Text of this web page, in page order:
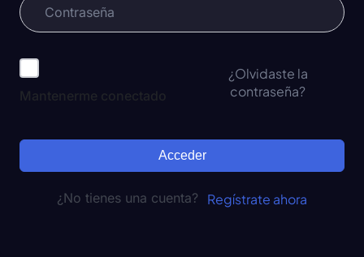
Mantenerme conectado
¿Olvidaste la
contraseña?
Acceder
¿No tienes una cuenta? Regístrate ahora